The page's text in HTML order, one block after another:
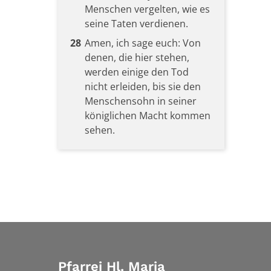
Menschen vergelten, wie es
seine Taten verdienen.
28 Amen, ich sage euch: Von
denen, die hier stehen,
werden einige den Tod
nicht erleiden, bis sie den
Menschensohn in seiner
königlichen Macht kommen
sehen.
Pfarrei Hl. Maria